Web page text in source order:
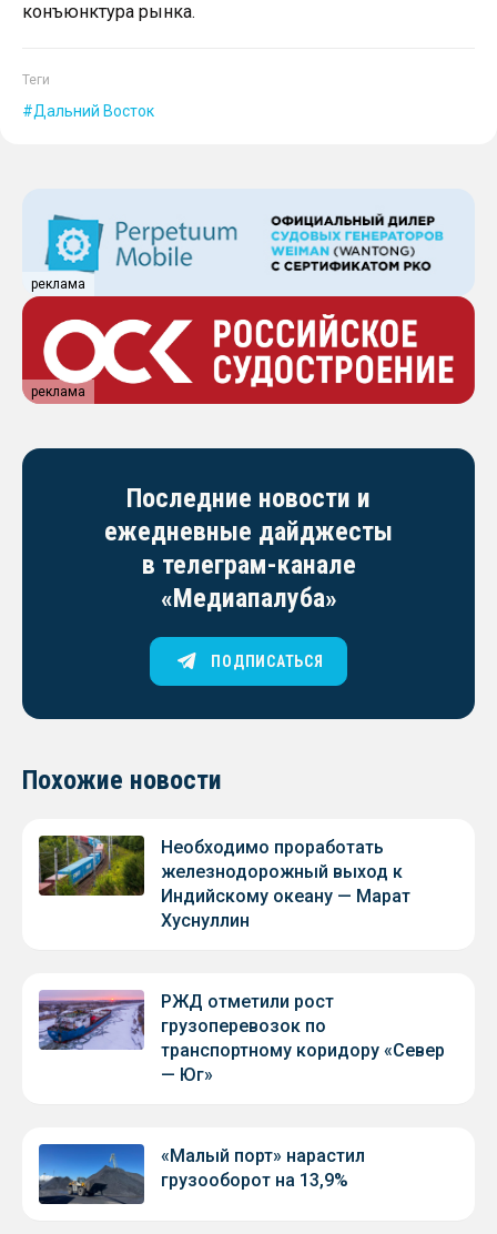
конъюнктура рынка.
Теги
Дальний Восток
реклама
реклама
Последние новости и
ежедневные дайджесты
в телеграм-канале
«Медиапалуба»
ПОДПИСАТЬСЯ
Похожие новости
Необходимо проработать
железнодорожный выход к
Индийскому океану — Марат
Хуснуллин
РЖД отметили рост
грузоперевозок по
транспортному коридору «Север
— Юг»
«Малый порт» нарастил
грузооборот на 13,9%